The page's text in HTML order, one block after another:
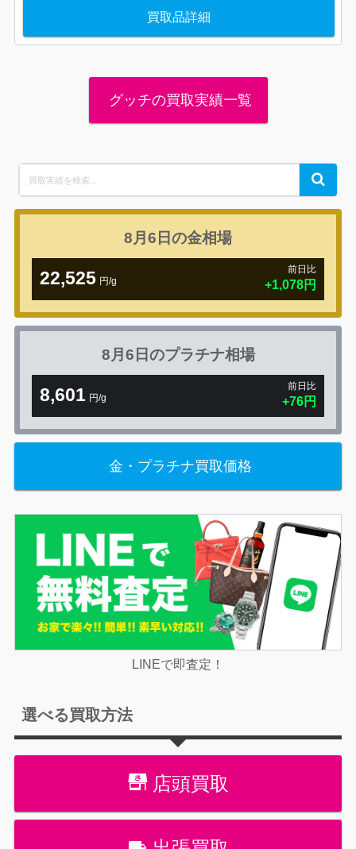
買取品詳細
グッチの買取実績一覧
for:
Search
8月6日の金相場
22,525 円/g
前日比
+1,078円
8月6日のプラチナ相場
8,601 円/g
前日比
+76円
金・プラチナ買取価格
LINEで即査定！
選べる買取方法
店頭買取